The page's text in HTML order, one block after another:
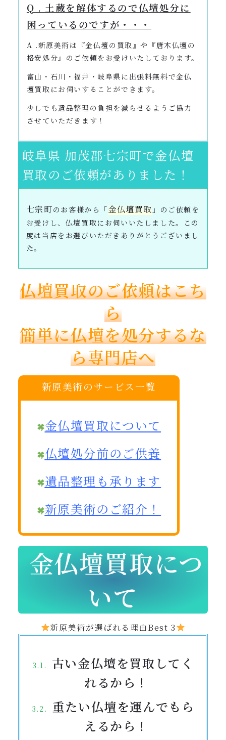
Q . 土蔵を解体するので仏壇処分に
困っているのですが・・・
A .新原美術は『金仏壇の買取』や『唐木仏壇の
格安処分』のご依頼をお受けいたしております。
富山・石川・福井・岐阜県に出張料無料で金仏
壇買取にお伺いすることができます。
少しでも遺品整理の負担を減らせるようご協力
させていただきます！
岐阜県 加茂郡七宗町で金仏壇
買取のご依頼がありました！
七宗町のお客様から「金仏壇買取 」のご依頼を
お受けし、仏壇買取にお伺いいたしました。この
度は当店をお選びいただきありがとうございまし
た。
仏壇買取のご依頼はこち
ら
簡単に仏壇を処分するな
ら専門店へ
新原美術のサービス一覧
金仏壇買取について
仏壇処分前のご供養
遺品整理も承ります
新原美術のご紹介！
金仏壇買取につ
いて
新原美術が選ばれる理由Best 3
古い金仏壇を買取してく
れるから！
重たい仏壇を運んでもら
えるから！